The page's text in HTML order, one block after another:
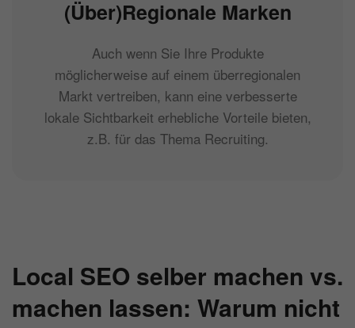
(Über)Regionale Marken
Auch wenn Sie Ihre Produkte
möglicherweise auf einem überregionalen
Markt vertreiben, kann eine verbesserte
lokale Sichtbarkeit erhebliche Vorteile bieten,
z.B. für das Thema Recruiting.
Local SEO selber machen vs.
machen lassen: Warum nicht